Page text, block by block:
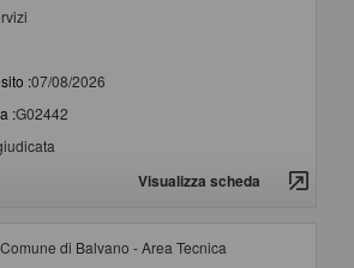
:07/08/2026
:G02442
Visualizza scheda
Comune di Balvano - Area Tecnica